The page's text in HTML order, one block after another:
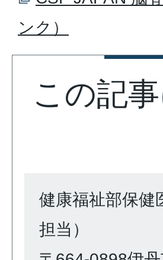
ンク）
この記
健康福祉部保健
担当）